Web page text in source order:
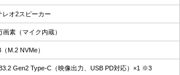
レオ2スピーカー
画素（マイク内蔵）
M.2 NVMe）
Gen2 Type-C（映像出力、USB PD対応）×1 ※3